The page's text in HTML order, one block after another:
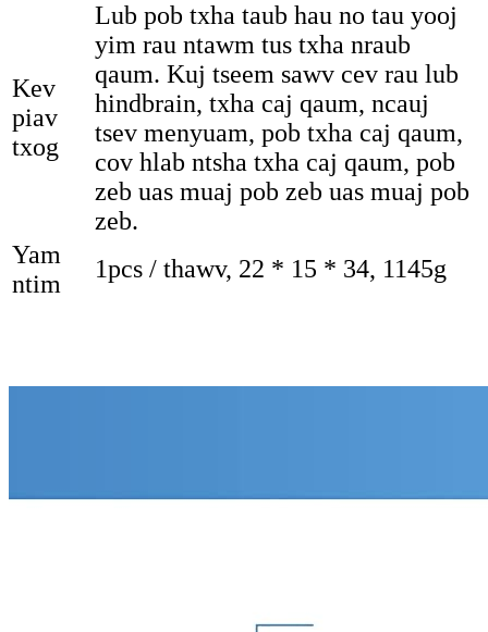
Kev
piav
txog
Lub pob txha taub hau no tau yooj
yim rau ntawm tus txha nraub
qaum. Kuj tseem sawv cev rau lub
hindbrain, txha caj qaum, ncauj
tsev menyuam, pob txha caj qaum,
cov hlab ntsha txha caj qaum, pob
zeb uas muaj pob zeb uas muaj pob
zeb.
Yam
ntim
1pcs / thawv, 22 * ​​15 * 34, 1145g